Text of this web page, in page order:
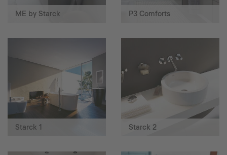
ME by Starck P3 Comforts
Starck 1 Starck 2